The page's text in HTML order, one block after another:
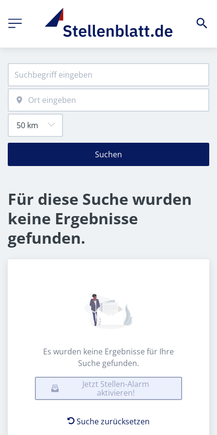
Suchen
Für diese Suche wurden
keine Ergebnisse
gefunden.
Es wurden keine Ergebnisse für Ihre
Suche gefunden.
Jetzt Stellen-Alarm
aktivieren!
Suche zurücksetzen